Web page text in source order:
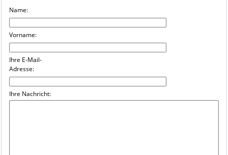
SUCHE A-Z
Name:
Vorname:
Ihre E-Mail-
Adresse:
Ihre Nachricht: